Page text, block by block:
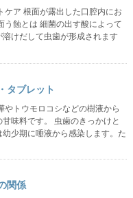
ケア 根面が露出した口腔内にお
う蝕とは 細菌の出す酸によって
けだして虫歯が形成されます
タブレット
やトウモロコシなどの樹液から
味料です。 虫歯のきっかけと
少期に唾液から感染します。た
関係